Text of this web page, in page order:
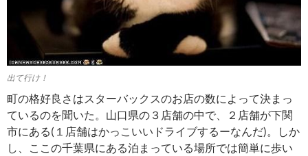
出て行け！
町の格好良さはスターバックスのお店の数によって決まっ
ているのを聞いた。山口県の３店舗の中で、２店舗が下関
市にある(１店舗はかっこいいドライブするーなんだ)。しか
し、ここの千葉県にある泊まっている場所では簡単に歩い